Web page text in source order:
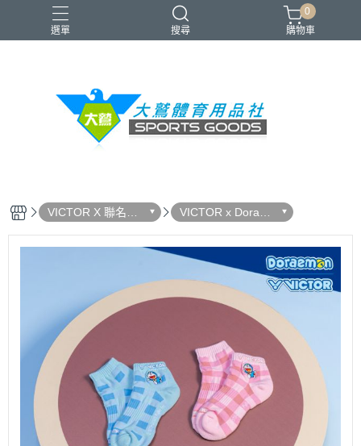
選單 搜尋
VICTOR YONEX 羽球拍 羽球鞋 零碼出清
0
購物車
VICTOR X 聯名系
列
VICTOR x Doraem
on 哆啦A夢限定聯
名系列